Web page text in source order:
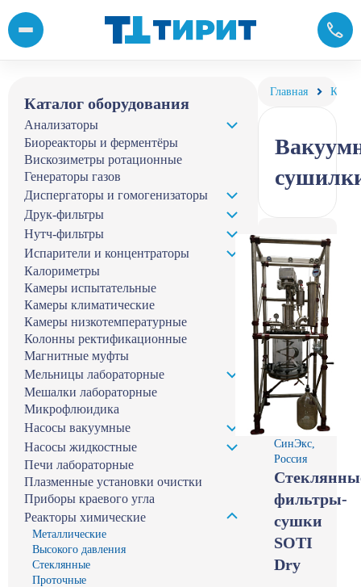
Каталог оборудования
Анализаторы
Биореакторы и ферментёры
Вискозиметры ротационные
Генераторы газов
Диспергаторы и гомогенизаторы
Друк-фильтры
Нутч-фильтры
Испарители и концентраторы
Калориметры
Камеры испытательные
Камеры климатические
Камеры низкотемпературные
Колонны ректификационные
Магнитные муфты
Мельницы лабораторные
Мешалки лабораторные
Микрофлюидика
Насосы вакуумные
Насосы жидкостные
Печи лабораторные
Плазменные установки очистки
Приборы краевого угла
Реакторы химические
Металлические
Высокого давления
Стеклянные
Проточные
Главная
СинЭкс,
Россия
фильтры-
сушки
SOTI
Dry